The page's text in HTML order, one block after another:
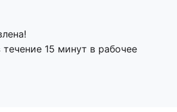
15 минут в рабочее